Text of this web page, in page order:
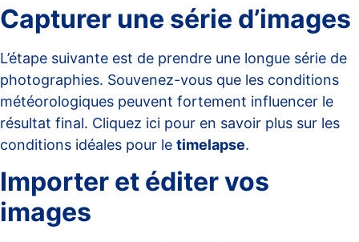
Capturer une série d’images
L’étape suivante est de prendre une longue série de
photographies. Souvenez-vous que les conditions
météorologiques peuvent fortement influencer le
résultat final. Cliquez ici pour en savoir plus sur les
conditions idéales pour le timelapse.
Importer et éditer vos
images